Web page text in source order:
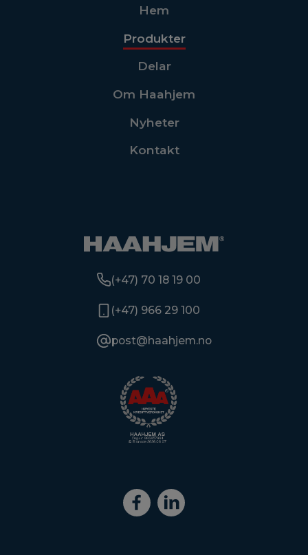
(+47) 70 18 19 00
(+47) 966 29 100
post@haahjem.no
Hem
Produkter
Delar
Om Haahjem
Nyheter
Kontakt